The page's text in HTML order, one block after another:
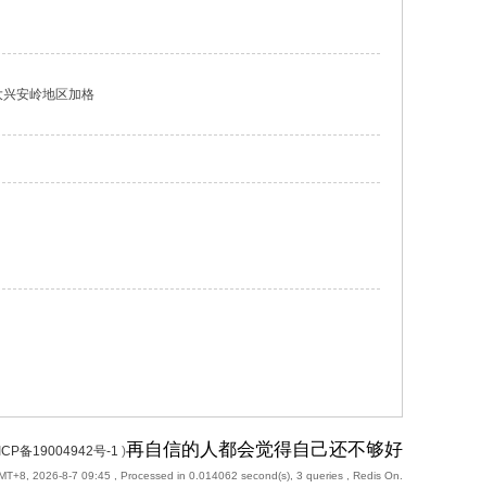
安岭地区加格
备19004942号-1 )再自信的人都会觉得自己还不够好
2026-8-7 09:45 , Processed in 0.014062 second(s), 3 queries , Redis On.